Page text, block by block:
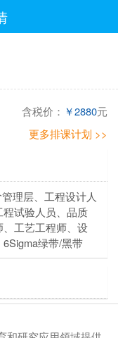
含税价： ￥2880元
更多排课计划 >>
理层、工程设计人
试验人员、品质
工艺工程师、设
绿带/黑带